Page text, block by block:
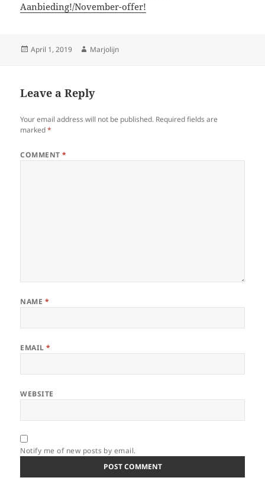
Aanbieding!/November-offer!
Posted
April 1, 2019 Author
Marjolijn
Leave a Reply
Your email address will not be published. Required fields are
marked*
COMMENT*
NAME *
EMAIL*
WEBSITE
Notify me of new posts by email.